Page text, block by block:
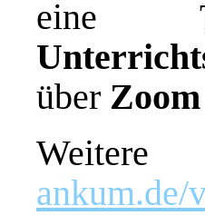
eine
über Zoom
ankum.de/